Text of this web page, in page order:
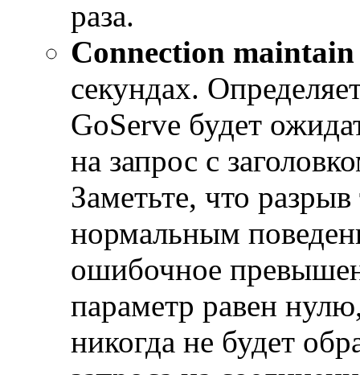
раза.
Connection maintain
секундах.
GoServe будет
на запрос с
Заметьте, что
нормальным
ошибочное
параметр равен
никогда не будет